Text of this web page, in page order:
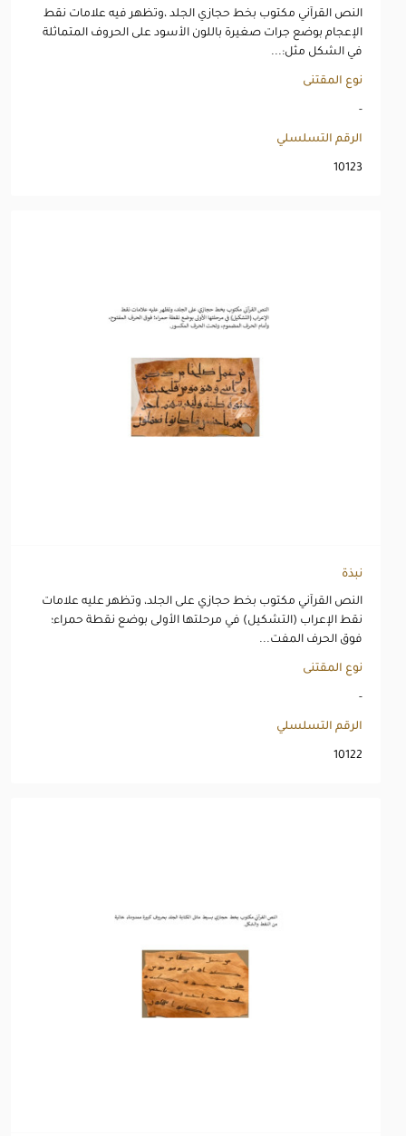
النص القرآني مكتوب بخط حجازي الجلد ،وتظهر فيه علامات نقط
الإعجام بوضع جرات صغيرة باللون الأسود على الحروف المتماثلة
في الشكل مثل:...
نوع المقتنى
-
الرقم التسلسلي
10123
نبذة
النص القرآني مكتوب بخط حجازي على الجلد، وتظهر عليه علامات
نقط الإعراب (التشكيل) في مرحلتها الأولى بوضع نقطة حمراء؛
فوق الحرف المفت...
نوع المقتنى
-
الرقم التسلسلي
10122